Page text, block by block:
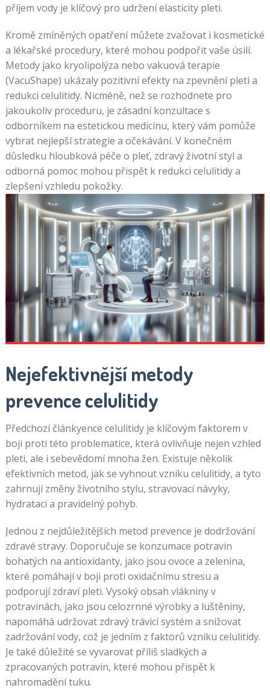
příjem vody je klíčový pro udržení elasticity pleti.
Kromě zmíněných opatření můžete zvažovat i kosmetické
a lékařské procedury, které mohou podpořit vaše úsilí.
Metody jako kryolipolýza nebo vakuová terapie
(VacuShape) ukázaly pozitivní efekty na zpevnění pleti a
redukci celulitidy. Nicméně, než se rozhodnete pro
jakoukoliv proceduru, je zásadní konzultace s
odborníkem na estetickou medicínu, který vám pomůže
vybrat nejlepší strategie a očekávání. V konečném
důsledku hloubková péče o pleť, zdravý životní styl a
odborná pomoc mohou přispět k redukci celulitidy a
zlepšení vzhledu pokožky.
Nejefektivnější metody
prevence celulitidy
Předchozí článkyence celulitidy je klíčovým faktorem v
boji proti této problematice, která ovlivňuje nejen vzhled
pleti, ale i sebevědomí mnoha žen. Existuje několik
efektivních metod, jak se vyhnout vzniku celulitidy, a tyto
zahrnují změny životního stylu, stravovací návyky,
hydrataci a pravidelný pohyb.
Jednou z nejdůležitějších metod prevence je dodržování
zdravé stravy. Doporučuje se konzumace potravin
bohatých na antioxidanty, jako jsou ovoce a zelenina,
které pomáhají v boji proti oxidačnímu stresu a
podporují zdraví pleti. Vysoký obsah vlákniny v
potravinách, jako jsou celozrnné výrobky a luštěniny,
napomáhá udržovat zdravý trávicí systém a snižovat
zadržování vody, což je jedním z faktorů vzniku celulitidy.
Je také důležité se vyvarovat příliš sladkých a
zpracovaných potravin, které mohou přispět k
nahromadění tuku.